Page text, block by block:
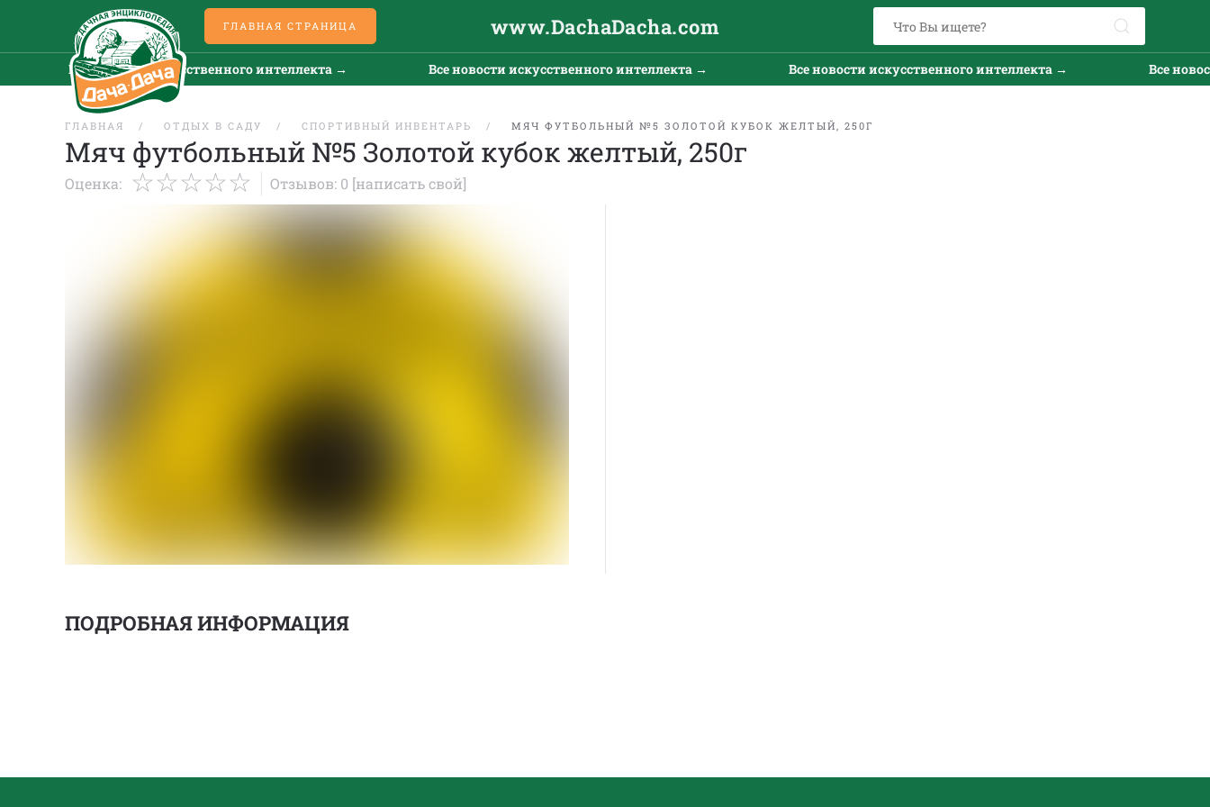
ГЛАВНАЯ СТРАНИЦА www.DachaDacha.com
Все новости искусственного интеллекта → Все новости искусственного интеллекта → Все новости искусственного интеллекта → Все
ГЛАВНАЯ ОТДЫХ В САДУ СПОРТИВНЫЙ ИНВЕНТАРЬ МЯЧ ФУТБОЛЬНЫЙ №5 ЗОЛОТОЙ КУБОК ЖЕЛТЫЙ, 250Г
Мяч футбольный №5 Золотой кубок желтый, 250г
Оценка: Отзывов: 0 [написать свой]
ПОДРОБНАЯ ИНФОРМАЦИЯ